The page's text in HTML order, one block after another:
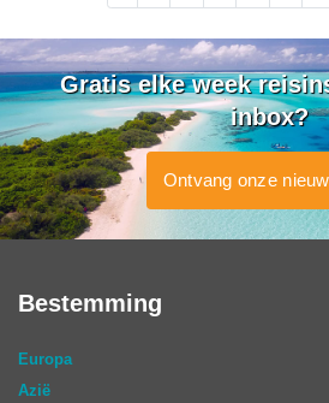
Gratis elke week
inbox?
Ontvang onze
Bestemming
Europa
Azië